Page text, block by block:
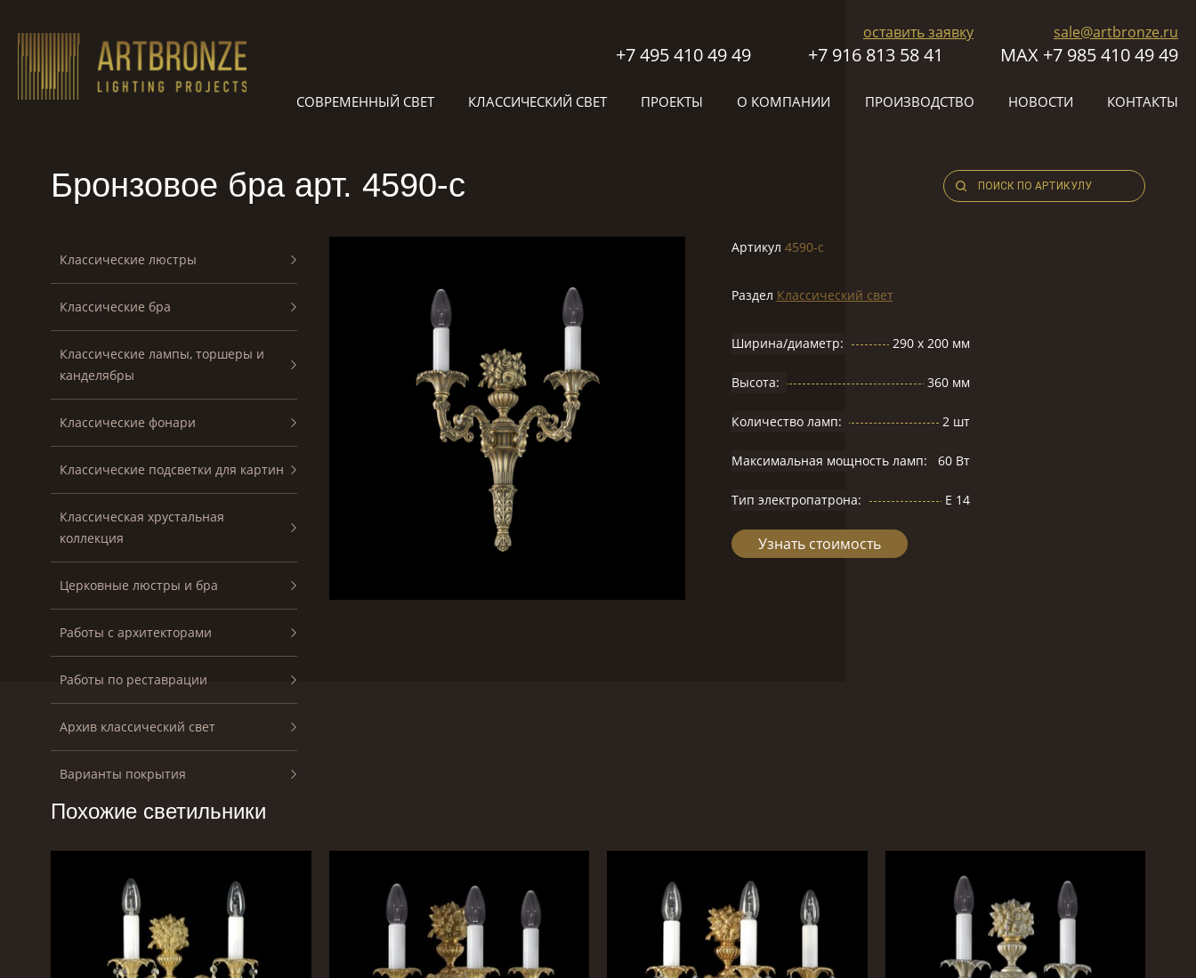
content
оставить заявку sale@artbronze.ru
+7 495 410 49 49 +7 916 813 58 41 МАХ +7 985 410 49 49
СОВРЕМЕННЫЙ СВЕТ КЛАССИЧЕСКИЙ СВЕТ ПРОЕКТЫ О КОМПАНИИ ПРОИЗВОДСТВО НОВОСТИ КОНТАКТЫ
Бронзовое бра арт. 4590-с
Классические люстры
Классические бра
Классические лампы, торшеры и
канделябры
Классические фонари
Классические подсветки для картин
Классическая хрустальная
коллекция
Церковные люстры и бра
Работы с архитекторами
Работы по реставрации
Архив классический свет
Варианты покрытия
Артикул 4590-с
Раздел Классический свет
Ширина/диаметр: 290 х 200 мм
Высота: 360 мм
Количество ламп: 2 шт
Максимальная мощность ламп: 60 Вт
Тип электропатрона: Е 14
Узнать стоимость
Похожие светильники